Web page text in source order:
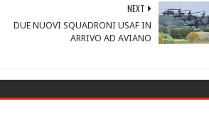
NEXT
DUE NUOVI SQUADRONI USAF IN
ARRIVO AD AVIANO